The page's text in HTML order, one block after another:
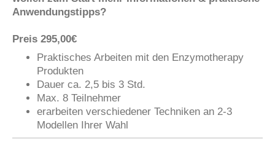
Anwendungstipps?
Preis 295,00€
Praktisches Arbeiten mit den Enzymotherapy
Produkten
Dauer ca. 2,5 bis 3 Std.
Max. 8 Teilnehmer
erarbeiten verschiedener Techniken an 2-3
Modellen Ihrer Wahl